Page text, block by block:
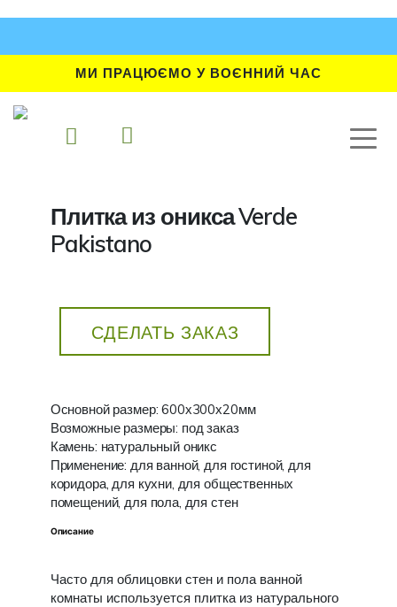
МИ ПРАЦЮЄМО У ВОЄННИЙ ЧАС
Плитка из оникса Verde
Pakistano
СДЕЛАТЬ ЗАКАЗ
Основной размер: 600х300х20мм
Возможные размеры: под заказ
Камень: натуральный оникс
Применение: для ванной, для гостиной, для
коридора, для кухни, для общественных
помещений, для пола, для стен
Описание
Часто для облицовки стен и пола ванной
комнаты используется плитка из натурального